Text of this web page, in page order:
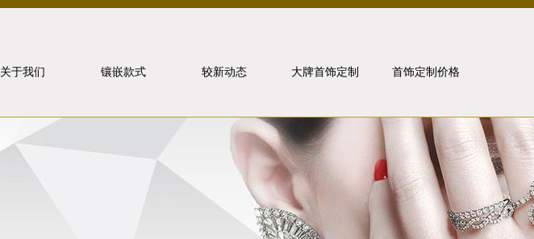
关于我们
联系我们
重要事件
镶嵌款式 较新动态
金价走势
大牌首饰定制
宝格丽
梵克雅宝
首饰定制价格